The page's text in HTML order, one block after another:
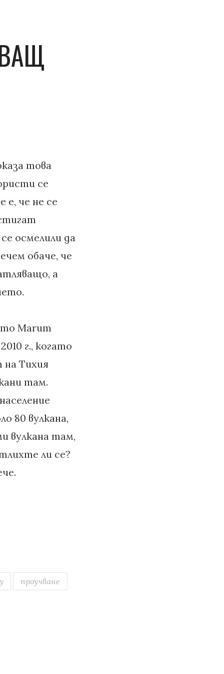
това
се
че не се
осмелили да
обаче, че
а
Marum
г., когато
на Тихия
там.
80 вулкана,
вулкана там,
ли се?
проучване